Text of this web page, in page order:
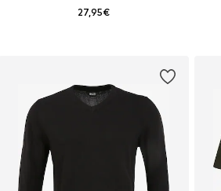
27,95€